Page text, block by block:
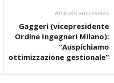
Articolo successivo
Gaggeri (vicepresidente
Ordine Ingegneri Milano):
“Auspichiamo
ottimizzazione gestionale”